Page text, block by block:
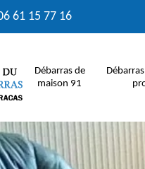
61 15 77 16
Débarras de
maison 91